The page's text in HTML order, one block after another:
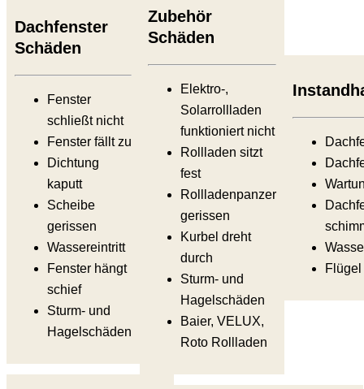
Dachfenster
Schäden
Fenster
schließt nicht
Fenster fällt zu
Dichtung
kaputt
Scheibe
gerissen
Wassereintritt
Fenster hängt
schief
Sturm- und
Hagelschäden
Zubehör
Schäden
Elektro-,
Solarrollladen
funktioniert nicht
Rollladen sitzt
fest
Rollladenpanzer
gerissen
Kurbel dreht
durch
Sturm- und
Hagelschäden
Baier, VELUX,
Roto Rollladen